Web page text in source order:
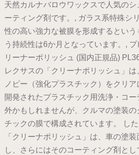
天然カルナバロウワックスで人気のシ
ーティング剤です。, ガラス系特殊シ
性の高い強力な被膜を形成するとい
う持続性は6か月となっています。,
リーナーポリッシュ (国内正規品)
レクサスの「クリーナポリッシュ」
ノピー（強化プラスチック）をクリ
開発されたプラスチック用洗浄・コ
外かもしれませんが、クルマの塗装の
チックの膜で構成されています。 し
「クリーナポリッシュ」は、車の塗
し、さらにはそのコーティング剤と